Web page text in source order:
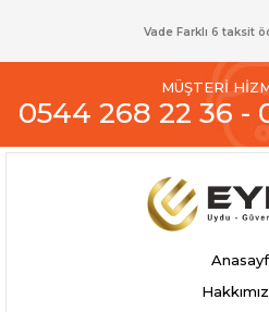
Vade Farklı 6 taksit
MÜŞTERİ
0544 268 22 36 -